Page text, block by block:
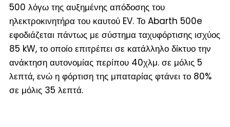
500 λόγω της αυξημένης απόδοσης του
ηλεκτροκινητήρα του καυτού EV. Το Abarth 500e
εφοδιάζεται πάντως με σύστημα ταχυφόρτισης ισχύος
85 kW, το οποίο επιτρέπει σε κατάλληλο δίκτυο την
ανάκτηση αυτονομίας περίπου 40χλμ. σε μόλις 5
λεπτά, ενώ η φόρτιση της μπαταρίας φτάνει το 80%
σε μόλις 35 λεπτά.